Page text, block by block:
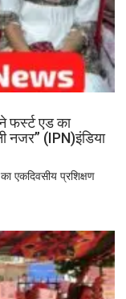
फर्स्ट एड का
नजर” (IPN)इंडिया
एकदिवसीय प्रशिक्षण